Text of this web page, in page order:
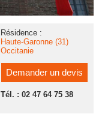
Résidence :
Haute-Garonne (31)
Occitanie
Demander un devis
Tél. : 02 47 64 75 38